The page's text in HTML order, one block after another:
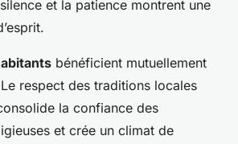
et la patience montrent une
bénéficient mutuellement
respect des traditions locales
la confiance des
et crée un climat de